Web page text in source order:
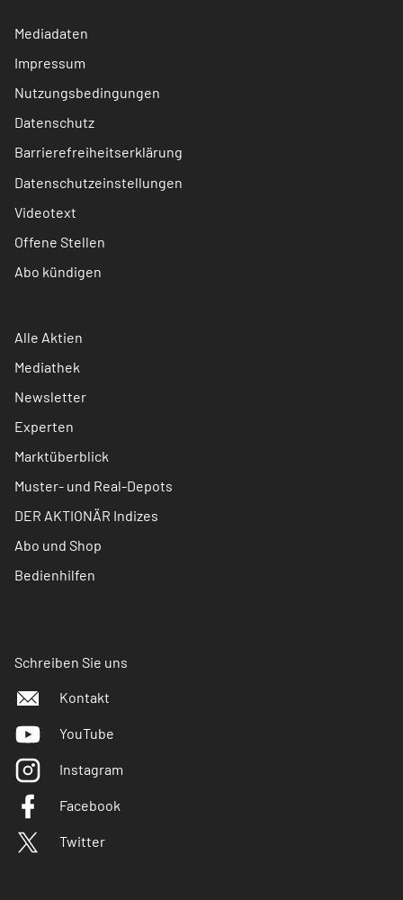
Mediadaten
Impressum
Nutzungsbedingungen
Datenschutz
Barrierefreiheitserklärung
Datenschutzeinstellungen
Videotext
Offene Stellen
Abo kündigen
Alle Aktien
Mediathek
Newsletter
Experten
Marktüberblick
Muster- und Real-Depots
DER AKTIONÄR Indizes
Abo und Shop
Bedienhilfen
Schreiben Sie uns
Kontakt
YouTube
Instagram
Facebook
Twitter